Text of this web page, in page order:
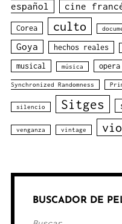
español
cine
Corea culto
Goya hechos reales
musical música
Synchronized Randomness
silencio Sitges
venganza vintage
BUSCADOR DE